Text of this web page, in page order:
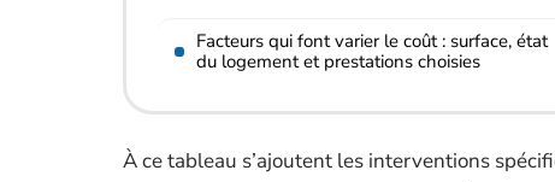
Facteurs qui font varier le coût : surface, état
du logement et prestations choisies
À ce tableau s’ajoutent les interventions